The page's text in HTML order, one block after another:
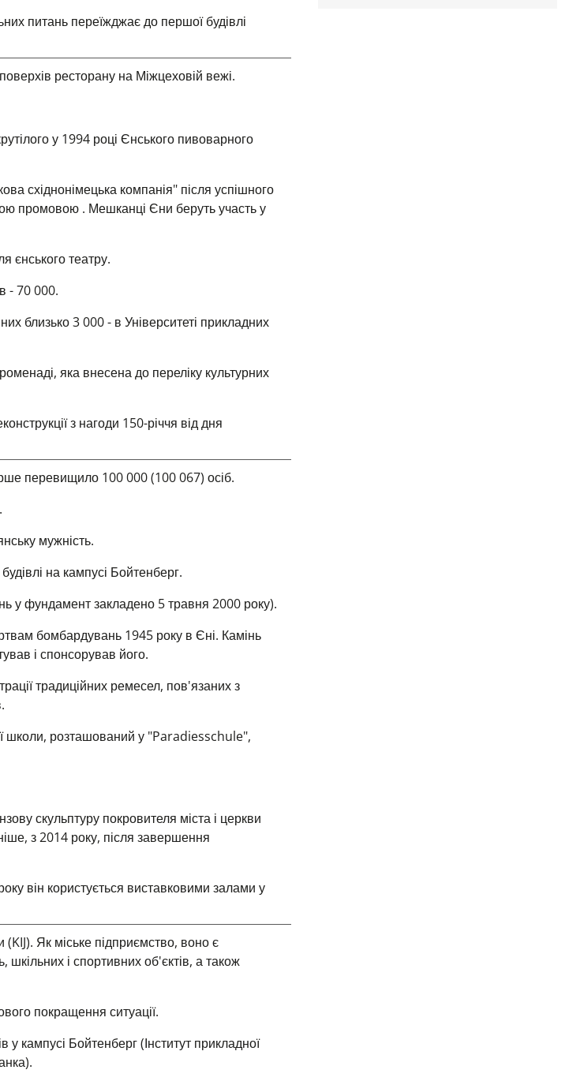
питань переїжджає до першої будівлі
ресторану на Міжцеховій вежі.
у 1994 році Єнського пивоварного
східнонімецька компанія" після успішного
промовою . Мешканці Єни беруть участь у
єнського театру.
- 70 000.
близько 3 000 - в Університеті прикладних
яка внесена до переліку культурних
з нагоди 150-річчя від дня
перевищило 100 000 (100 067) осіб.
мужність.
на кампусі Бойтенберг.
у фундамент закладено 5 травня 2000 року).
бомбардувань 1945 року в Єні. Камінь
і спонсорував його.
традиційних ремесел, пов'язаних з
школи, розташований у "Paradiesschule",
скульптуру покровителя міста і церкви
з 2014 року, після завершення
він користується виставковими залами у
Як міське підприємство, воно є
і спортивних об'єктів, а також
покращення ситуації.
у кампусі Бойтенберг (Інститут прикладної